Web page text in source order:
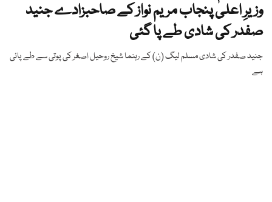
وزیرِ اعلیٰ پنجاب مریم نواز کے صاحبزادے جنید
صفدر کی شادی طے پا گئی
جنید صفدر کی شادی مسلم لیگ (ن) کے رہنما شیخ روحیل اصغر کی پوتی سے طے پائی
ہے